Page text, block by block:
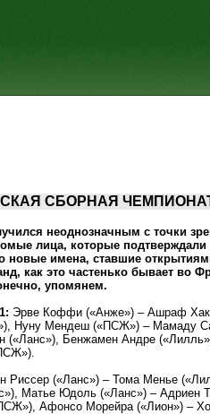
СБОРНАЯ
неоднозначным с точки
лица, которые подтверждали
новые имена, ставшие
как это частенько бывает во
упомянем.
Эрве Коффи («Анже») – Ашраф
Нуну Мендеш («ПСЖ») – Мамаду
(«Ланс»), Бенжамен Андре
Риссер («Ланс») – Тома Менье
Матье Юдоль («Ланс») – Адриен
Афонсо Морейра («Лион») –